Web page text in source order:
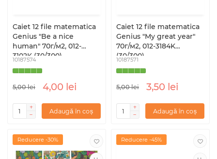
Caiet 12 file matematica
Genius "Be a nice
human" 70г/м2, 012-
3102K (30/300)
10187574
5,00 lei 4,00 lei
Adaugă în coș
Caiet 12 file matematica
Genius "My great year"
70г/м2, 012-3184K
(30/300)
10187571
5,00 lei 3,50 lei
Adaugă în coș
Reducere -30% Reducere -45%